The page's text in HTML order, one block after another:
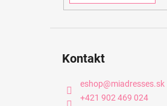
Kontakt
eshop@miadresses.sk
+421 902 469 024